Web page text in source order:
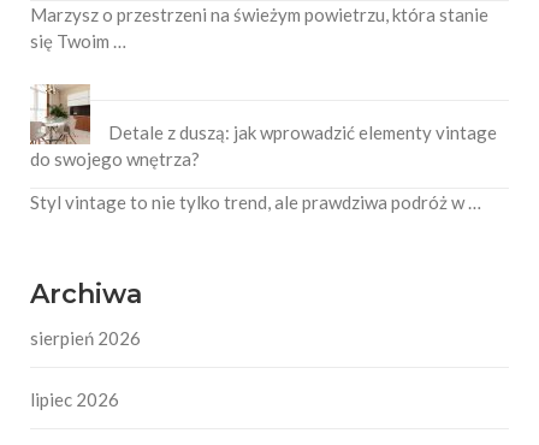
Marzysz o przestrzeni na świeżym powietrzu, która stanie
się Twoim …
Detale z duszą: jak wprowadzić elementy vintage
do swojego wnętrza?
Styl vintage to nie tylko trend, ale prawdziwa podróż w …
Archiwa
sierpień 2026
lipiec 2026